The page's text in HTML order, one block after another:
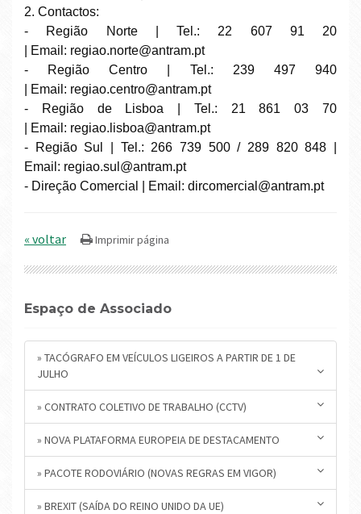
2. Contactos:
- Região Norte | Tel.: 22 607 91 20
| Email: regiao.norte@antram.pt
- Região Centro | Tel.: 239 497 940
| Email: regiao.centro@antram.pt
- Região de Lisboa | Tel.: 21 861 03 70
| Email: regiao.lisboa@antram.pt
- Região Sul | Tel.: 266 739 500 / 289 820 848 |
Email: regiao.sul@antram.pt
- Direção Comercial | Email: dircomercial@antram.pt
« voltar
Espaço de Associado
» TACÓGRAFO EM VEÍCULOS LIGEIROS A PARTIR DE 1 DE
JULHO
» CONTRATO COLETIVO DE TRABALHO (CCTV)
» NOVA PLATAFORMA EUROPEIA DE DESTACAMENTO
» PACOTE RODOVIÁRIO (NOVAS REGRAS EM VIGOR)
» BREXIT (SAÍDA DO REINO UNIDO DA UE)